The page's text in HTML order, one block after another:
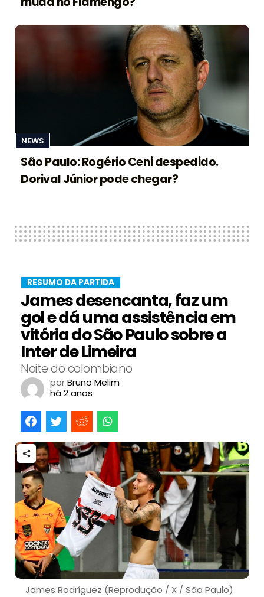
NEWS
São Paulo: Rogério Ceni despedido.
Dorival Júnior pode chegar?
RESUMO DA PARTIDA
James desencanta, faz um
gol e dá uma assistência em
vitória do São Paulo sobre a
Inter de Limeira
Noite do colombiano
porBruno Melim
há 2 anos
James Rodríguez (Reprodução / X / São Paulo)